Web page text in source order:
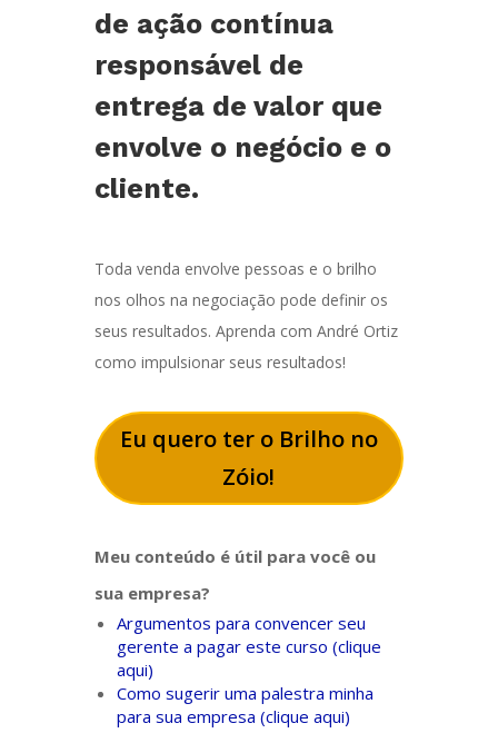
de ação contínua
responsável de
entrega de valor que
envolve o negócio e o
cliente.
Toda venda envolve pessoas e o brilho
nos olhos na negociação pode definir os
seus resultados. Aprenda com André Ortiz
como impulsionar seus resultados!
Eu quero ter o Brilho no
Zóio!
Meu conteúdo é útil para você ou
sua empresa?
Argumentos para convencer seu
gerente a pagar este curso (clique
aqui)
Como sugerir uma palestra minha
para sua empresa (clique aqui)